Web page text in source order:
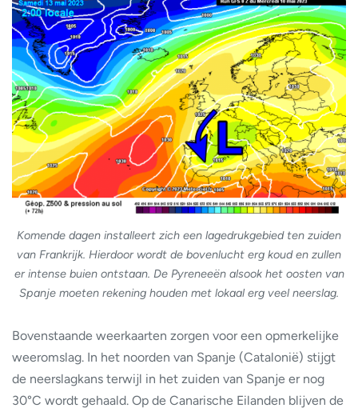
Komende dagen installeert zich een lagedrukgebied ten zuiden
van Frankrijk. Hierdoor wordt de bovenlucht erg koud en zullen
er intense buien ontstaan. De Pyreneeën alsook het oosten van
Spanje moeten rekening houden met lokaal erg veel neerslag.
Bovenstaande weerkaarten zorgen voor een opmerkelijke
weeromslag. In het noorden van Spanje (Catalonië) stijgt
de neerslagkans terwijl in het zuiden van Spanje er nog
30°C wordt gehaald. Op de Canarische Eilanden blijven de